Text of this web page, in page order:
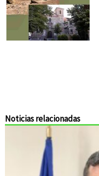
Noticias relacionadas